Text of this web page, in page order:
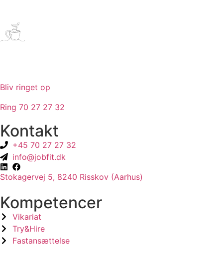
Bliv ringet op
Ring 70 27 27 32
Kontakt
+45 70 27 27 32
info@jobfit.dk
Stokagervej 5, 8240 Risskov (Aarhus)
Kompetencer
Vikariat
Try&Hire
Fastansættelse